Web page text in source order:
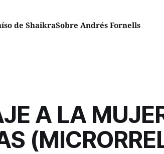
de ShaikraSobre Andrés Fornells
A LA